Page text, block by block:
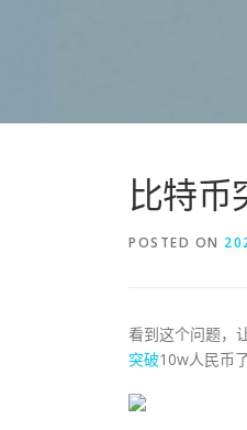
比特币
POSTED ON
看到这个问题，
突破10w人民币